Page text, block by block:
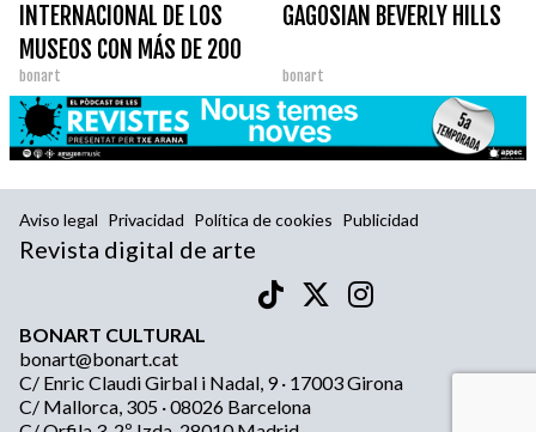
INTERNACIONAL DE LOS
MUSEOS CON MÁS DE 200
ACTIVIDADES EN TODO EL
TERRITORIO
bonart
GAGOSIAN BEVERLY HILLS
bonart
Aviso legal Privacidad Política de cookies Publicidad
Revista digital de arte
BONART CULTURAL
bonart@bonart.cat
C/ Enric Claudi Girbal i Nadal, 9 · 17003 Girona
C/ Mallorca, 305 · 08026 Barcelona